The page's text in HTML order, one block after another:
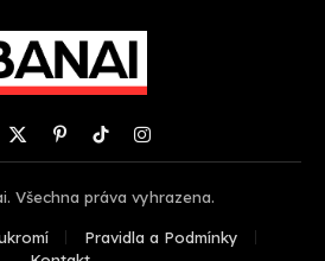
X
(Twitter)
PinterestTikTokInstagram
Všechna práva vyhrazena.
Pravidla a Podmínky